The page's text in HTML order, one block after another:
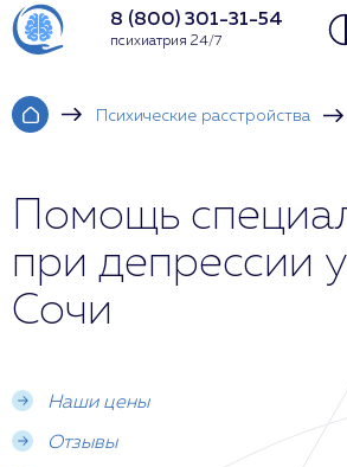
8 (800) 301-31-54
психиатрия 24/7
Психические расстройства
Помощь
при депрессии
Сочи
Наши цены
Отзывы